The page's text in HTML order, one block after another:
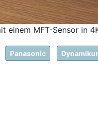
einem MFT-Sensor in
Panasonic